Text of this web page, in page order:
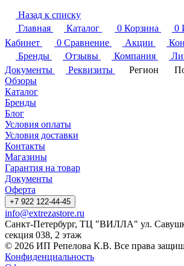
Назад к списку
Главная
Каталог 0 Корзина 0
Кабинет
0 Сравнение Акции
Бренды
Отзывы Компания
Документы
Реквизиты Регион
Обзоры
Каталог
Бренды
Блог
Условия оплаты
Условия доставки
Контакты
Магазины
Гарантия на товар
Документы
Оферта
+7 922 122-44-45
info@extrezastore.ru
Санкт-Петербург, ТЦ "ВИЛЛА" ул.
секция 038, 2 этаж
© 2026 ИП Репелова К.В. Все права
Конфиденциальность